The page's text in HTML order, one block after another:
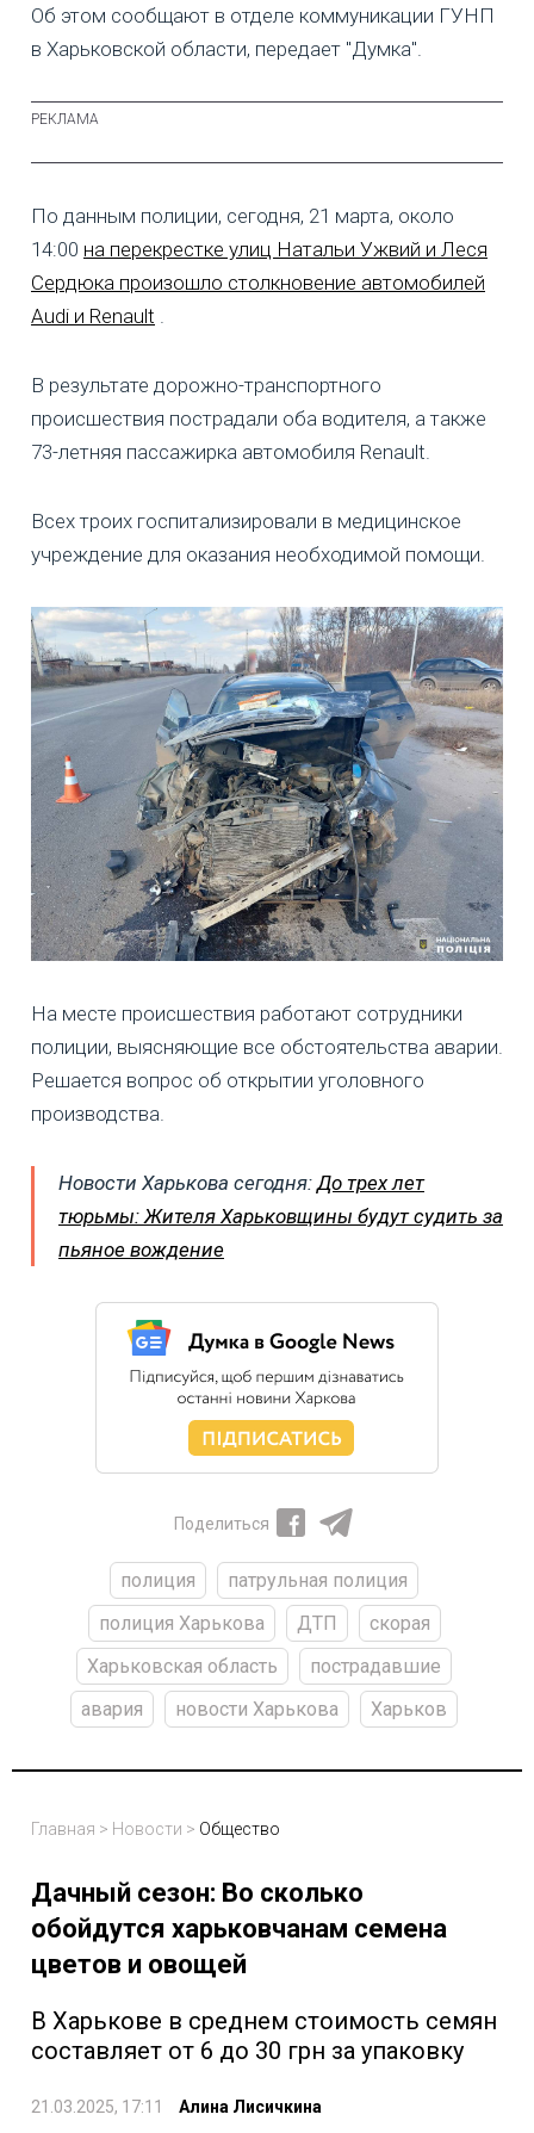
Об этом сообщают в отделе коммуникации ГУНП
в Харьковской области, передает "Думка".
По данным полиции, сегодня, 21 марта, около
14:00 на перекрестке улиц Натальи Ужвий и Леся
Сердюка произошло столкновение автомобилей
Audi и Renault
В результате дорожно-транспортного
происшествия пострадали оба водителя, а также
73-летняя пассажирка автомобиля Renault.
Всех троих госпитализировали в медицинское
учреждение для оказания необходимой помощи.
На месте происшествия работают сотрудники
полиции, выясняющие все обстоятельства аварии.
Решается вопрос об открытии уголовного
производства.
Новости Харькова сегодня: До трех лет
тюрьмы: Жителя Харьковщины будут судить за
пьяное вождение
Поделиться
полиция
патрульная полиция
полиция Харькова
ДТП
скорая
Харьковская область
пострадавшие
авария
новости Харькова Харьков
Главная > Новости > Общество
Дачный сезон: Во сколько
обойдутся харьковчанам семена
цветов и овощей
В Харькове в среднем стоимость семян
составляет от 6 до 30 грн за упаковку
21.03.2025, 17:11 Алина Лисичкина